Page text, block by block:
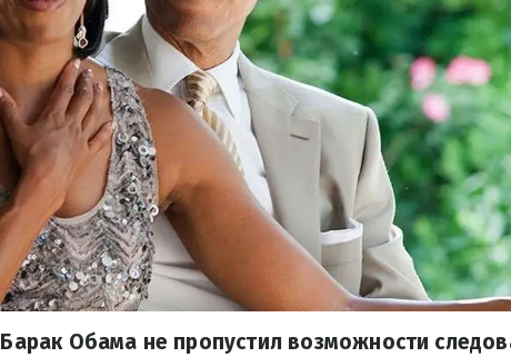
Обама не пропустил возможности